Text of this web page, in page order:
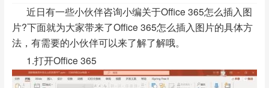
近日有一些小伙伴咨询小编关于Office 365怎么插入图
片?下面就为大家带来了Office 365怎么插入图片的具体方
法，有需要的小伙伴可以来了解了解哦。
1.打开Office 365